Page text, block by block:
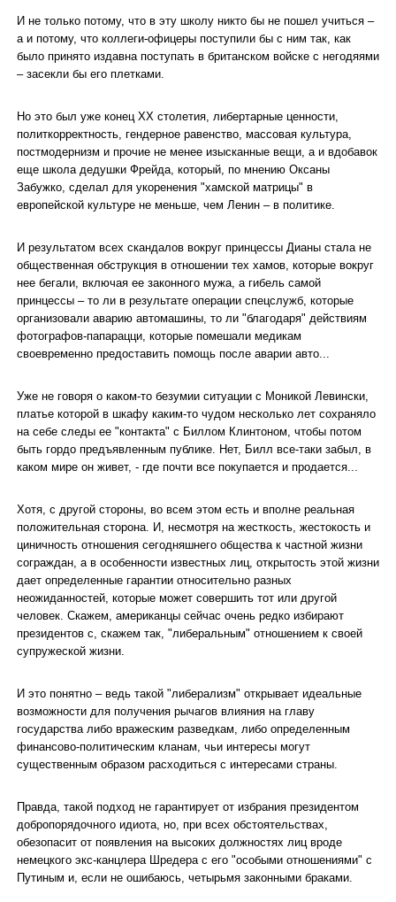
И не только потому, что в эту школу никто бы не пошел учиться –
а и потому, что коллеги-офицеры поступили бы с ним так, как
было принято издавна поступать в британском войске с негодяями
– засекли бы его плетками.
Но это был уже конец ХХ столетия, либертарные ценности,
политкорректность, гендерное равенство, массовая культура,
постмодернизм и прочие не менее изысканные вещи, а и вдобавок
еще школа дедушки Фрейда, который, по мнению Оксаны
Забужко, сделал для укоренения "хамской матрицы" в
европейской культуре не меньше, чем Ленин – в политике.
И результатом всех скандалов вокруг принцессы Дианы стала не
общественная обструкция в отношении тех хамов, которые вокруг
нее бегали, включая ее законного мужа, а гибель самой
принцессы – то ли в результате операции спецслужб, которые
организовали аварию автомашины, то ли "благодаря" действиям
фотографов-папарацци, которые помешали медикам
своевременно предоставить помощь после аварии авто...
Уже не говоря о каком-то безумии ситуации с Моникой Левински,
платье которой в шкафу каким-то чудом несколько лет сохраняло
на себе следы ее "контакта" с Биллом Клинтоном, чтобы потом
быть гордо предъявленным публике. Нет, Билл все-таки забыл, в
каком мире он живет, - где почти все покупается и продается...
Хотя, с другой стороны, во всем этом есть и вполне реальная
положительная сторона. И, несмотря на жесткость, жестокость и
циничность отношения сегодняшнего общества к частной жизни
сограждан, а в особенности известных лиц, открытость этой жизни
дает определенные гарантии относительно разных
неожиданностей, которые может совершить тот или другой
человек. Скажем, американцы сейчас очень редко избирают
президентов с, скажем так, "либеральным" отношением к своей
супружеской жизни.
И это понятно – ведь такой "либерализм" открывает идеальные
возможности для получения рычагов влияния на главу
государства либо вражеским разведкам, либо определенным
финансово-политическим кланам, чьи интересы могут
существенным образом расходиться с интересами страны.
Правда, такой подход не гарантирует от избрания президентом
добропорядочного идиота, но, при всех обстоятельствах,
обезопасит от появления на высоких должностях лиц вроде
немецкого экс-канцлера Шредера с его "особыми отношениями" с
Путиным и, если не ошибаюсь, четырьмя законными браками.